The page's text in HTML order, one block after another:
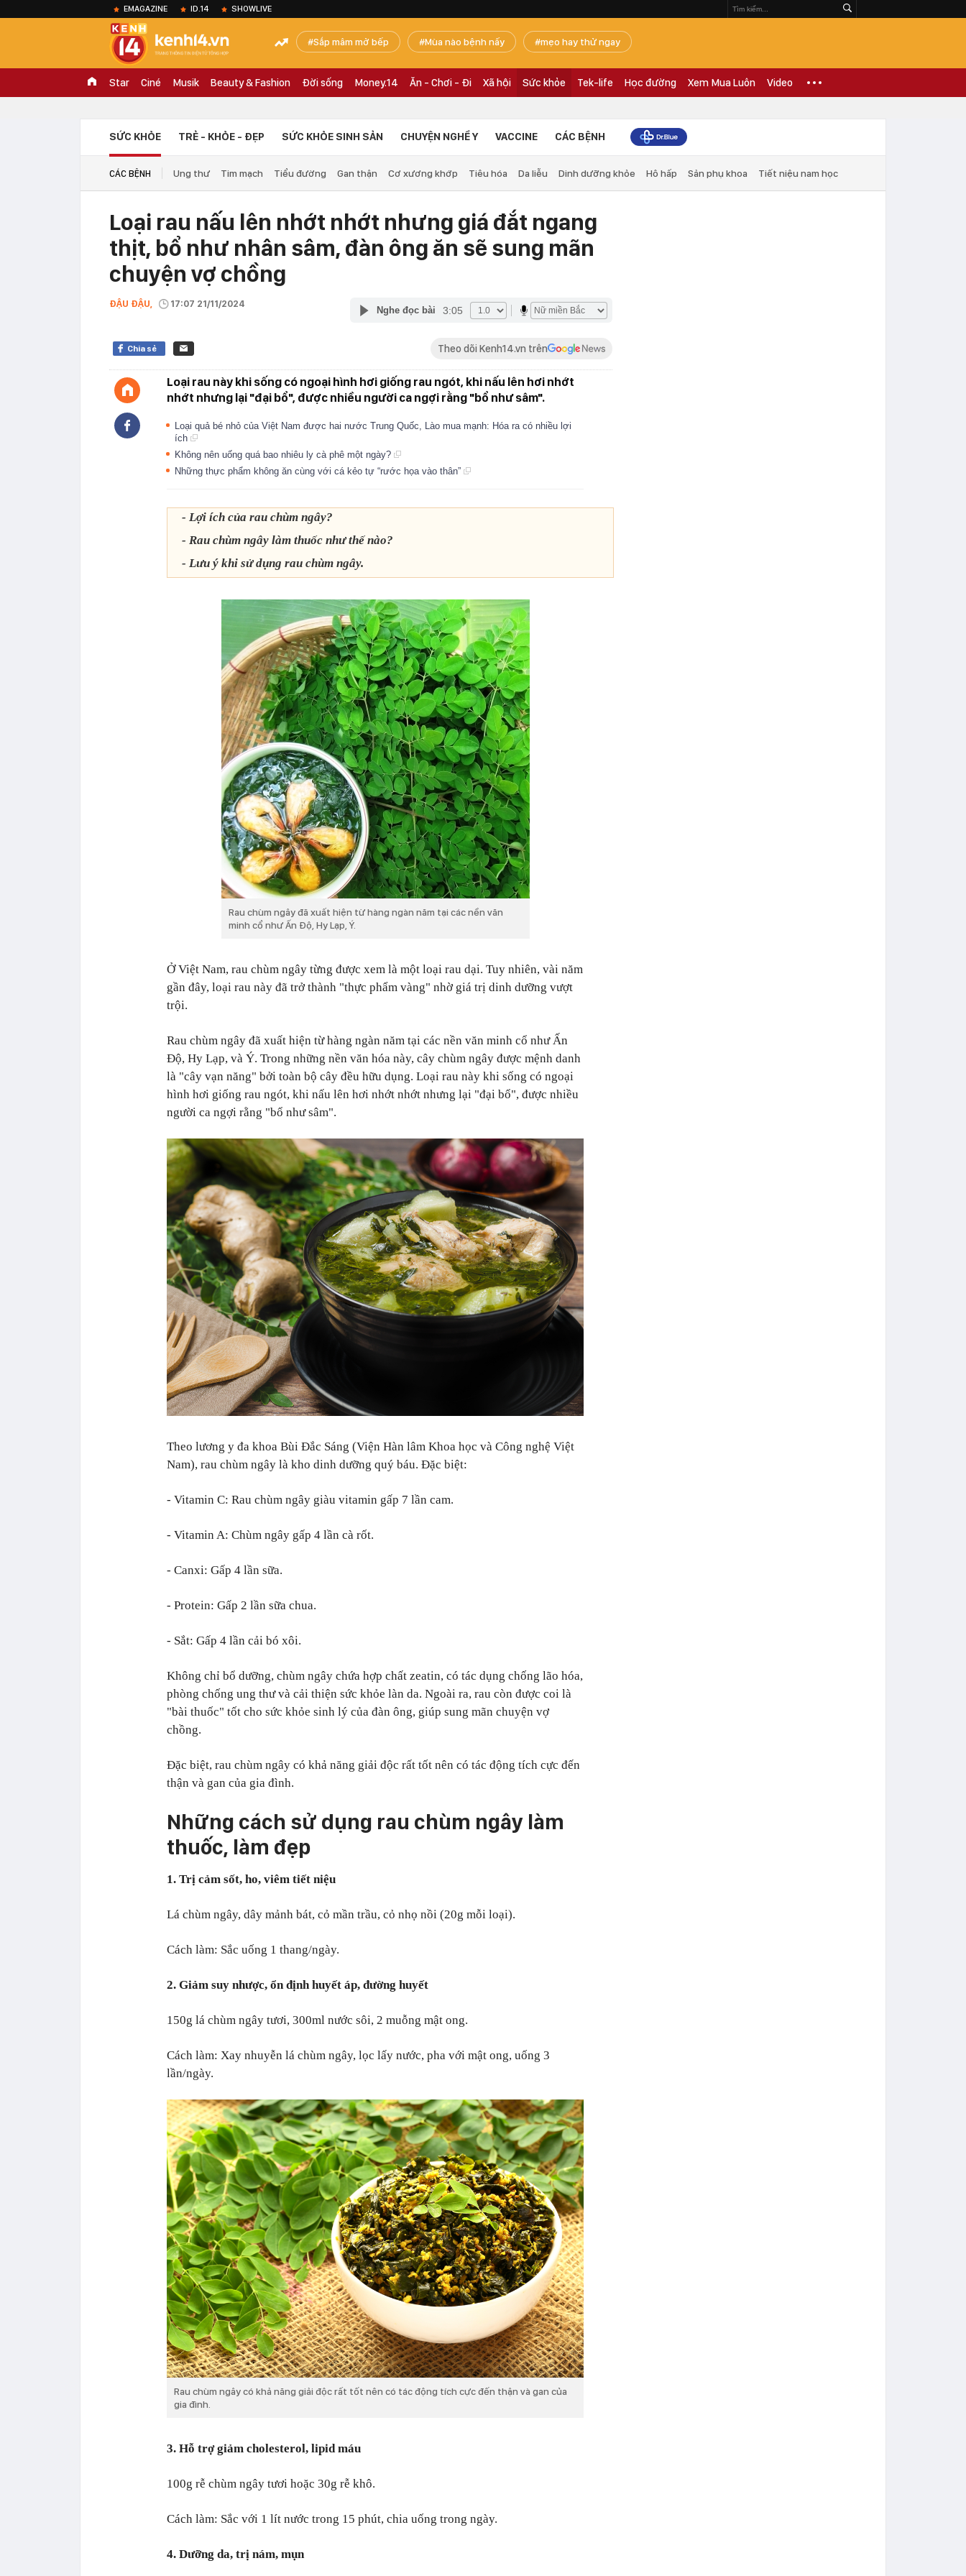
EMAGAZINE ID.14 SHOWLIVE
Sắp mâm mở bếp Mùa nào bệnh nấy mẹo hay thử ngay
Star Ciné Musik Beauty & Fashion Đời sống Money.14 Ăn - Chơi - Đi Xã hội Sức khỏe Tek-life Học đường Xem Mua Luôn Video
SỨC KHỎE TRẺ - KHỎE - ĐẸP SỨC KHỎE SINH SẢN CHUYỆN NGHỀ Y VACCINE CÁC BỆNH
CÁC BỆNH Ung thư Tim mạch Tiểu đường Gan thận Cơ xương khớp Tiêu hóa Da liễu Dinh dưỡng khỏe Hô hấp Sản phụ khoa Tiết niệu nam học
Loại rau nấu lên nhớt nhớt nhưng giá đắt ngang
thịt, bổ như nhân sâm, đàn ông ăn sẽ sung mãn
chuyện vợ chồng
ĐẬU ĐẬU, 17:07 21/11/2024
Nghe đọc bài 3:05
Chia sẻ Theo dõi Kenh14.vn trên
Loại rau này khi sống có ngoại hình hơi giống rau ngót, khi nấu lên hơi nhớt
nhớt nhưng lại "đại bổ", được nhiều người ca ngợi rằng "bổ như sâm".
Loại quả bé nhỏ của Việt Nam được hai nước Trung Quốc, Lào mua mạnh: Hóa ra có nhiều lợi
ích
Không nên uống quá bao nhiêu ly cà phê một ngày?
Những thực phẩm không ăn cùng với cá kẻo tự “rước họa vào thân”
- Lợi ích của rau chùm ngây?
- Rau chùm ngây làm thuốc như thế nào?
- Lưu ý khi sử dụng rau chùm ngây.
Rau chùm ngây đã xuất hiện từ hàng ngàn năm tại các nền văn
minh cổ như Ấn Độ, Hy Lạp, Ý.
Ở Việt Nam, rau chùm ngây từng được xem là một loại rau dại. Tuy nhiên, vài năm
gần đây, loại rau này đã trở thành "thực phẩm vàng" nhờ giá trị dinh dưỡng vượt
trội.
Rau chùm ngây đã xuất hiện từ hàng ngàn năm tại các nền văn minh cổ như Ấn
Độ, Hy Lạp, và Ý. Trong những nền văn hóa này, cây chùm ngây được mệnh danh
là "cây vạn năng" bởi toàn bộ cây đều hữu dụng. Loại rau này khi sống có ngoại
hình hơi giống rau ngót, khi nấu lên hơi nhớt nhớt nhưng lại "đại bổ", được nhiều
người ca ngợi rằng "bổ như sâm".
Theo lương y đa khoa Bùi Đắc Sáng (Viện Hàn lâm Khoa học và Công nghệ Việt
Nam), rau chùm ngây là kho dinh dưỡng quý báu. Đặc biệt:
- Vitamin C: Rau chùm ngây giàu vitamin gấp 7 lần cam.
- Vitamin A: Chùm ngây gấp 4 lần cà rốt.
- Canxi: Gấp 4 lần sữa.
- Protein: Gấp 2 lần sữa chua.
- Sắt: Gấp 4 lần cải bó xôi.
Không chỉ bổ dưỡng, chùm ngây chứa hợp chất zeatin, có tác dụng chống lão hóa,
phòng chống ung thư và cải thiện sức khỏe làn da. Ngoài ra, rau còn được coi là
"bài thuốc" tốt cho sức khỏe sinh lý của đàn ông, giúp sung mãn chuyện vợ
chồng.
Đặc biệt, rau chùm ngây có khả năng giải độc rất tốt nên có tác động tích cực đến
thận và gan của gia đình.
Những cách sử dụng rau chùm ngây làm
thuốc, làm đẹp
1. Trị cảm sốt, ho, viêm tiết niệu
Lá chùm ngây, dây mảnh bát, cỏ mần trầu, cỏ nhọ nồi (20g mỗi loại).
Cách làm: Sắc uống 1 thang/ngày.
2. Giảm suy nhược, ổn định huyết áp, đường huyết
150g lá chùm ngây tươi, 300ml nước sôi, 2 muỗng mật ong.
Cách làm: Xay nhuyễn lá chùm ngây, lọc lấy nước, pha với mật ong, uống 3
lần/ngày.
Rau chùm ngây có khả năng giải độc rất tốt nên có tác động tích cực đến thận và gan của
gia đình.
3. Hỗ trợ giảm cholesterol, lipid máu
100g rễ chùm ngây tươi hoặc 30g rễ khô.
Cách làm: Sắc với 1 lít nước trong 15 phút, chia uống trong ngày.
4. Dưỡng da, trị nám, mụn